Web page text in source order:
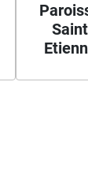
Saint